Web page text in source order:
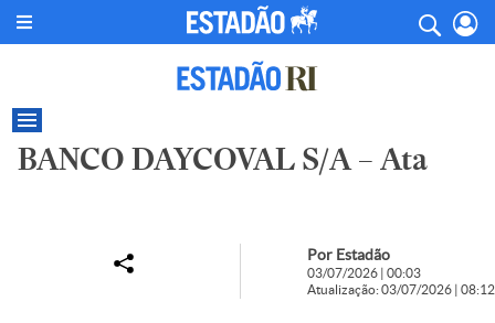
BANCO DAYCOVAL S/A – Ata
Por Estadão
03/07/2026 | 00:03
Atualização: 03/07/2026 | 08:12